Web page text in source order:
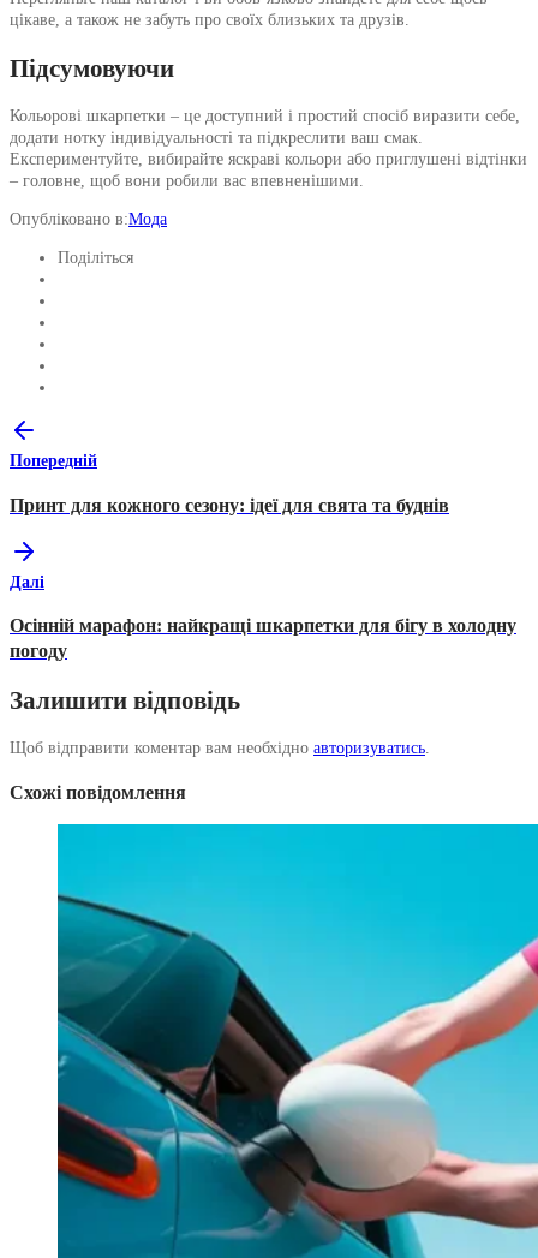
цікаве, а також не забуть про своїх близьких та друзів.
Підсумовуючи
Кольорові шкарпетки – це доступний і простий спосіб виразити себе,
додати нотку індивідуальності та підкреслити ваш смак.
Експериментуйте, вибирайте яскраві кольори або приглушені відтінки
– головне, щоб вони робили вас впевненішими.
Опубліковано в:Мода
Поділіться
Попередній
Принт для кожного сезону: ідеї для свята та буднів
Далі
Осінній марафон: найкращі шкарпетки для бігу в холодну
погоду
Залишити відповідь
Щоб відправити коментар вам необхідно авторизуватись.
Схожі повідомлення